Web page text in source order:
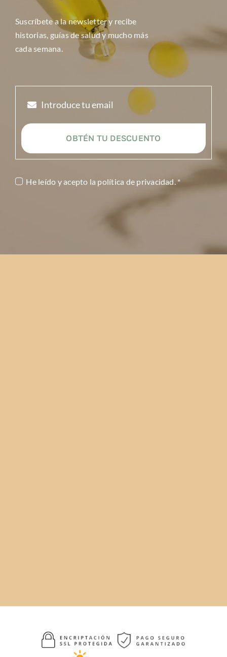
Suscríbete a la newsletter y recibe
historias, guías de salud y mucho más
cada semana.
OBTÉN TU DESCUENTO
He leído y acepto la política de privacidad . *